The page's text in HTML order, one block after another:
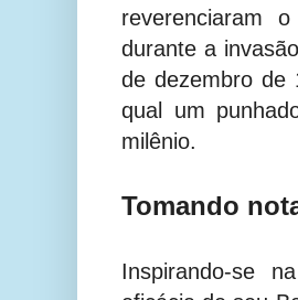
reverenciaram
durante a
de dezembro de
qual um
milênio.
Tomando
Inspirando-se